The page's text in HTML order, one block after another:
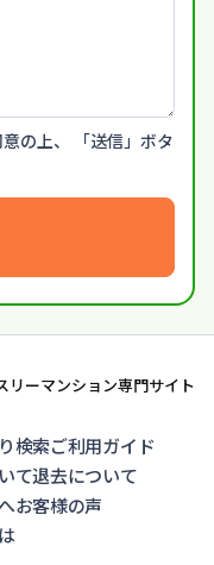
の上、 「送信」ボタ
リーマンション専門サイト
検索ご利用ガイド
て退去について
お客様の声